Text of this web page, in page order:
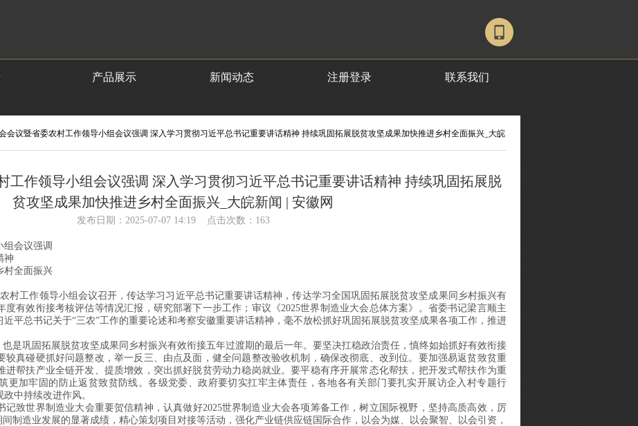
产品展示 新闻动态 注册登录 联系我们
会议暨省委农村工作领导小组会议强调 深入学习贯彻习近平总书记重要讲话精神 持续巩固拓展脱贫攻坚成果加快推进乡村全面振兴_大皖
工作领导小组会议强调 深入学习贯彻习近平总书记重要讲话精神 持续巩固拓展脱
贫攻坚成果加快推进乡村全面振兴_大皖新闻 | 安徽网
发布日期：2025-07-07 14:19 点击次数：163
组会议强调
神
村全面振兴
村工作领导小组会议召开，传达学习习近平总书记重要讲话精神，传达学习全国巩固拓展脱贫攻坚成果同乡村振兴有
度有效衔接考核评估等情况汇报，研究部署下一步工作；审议《2025世界制造业大会总体方案》。省委书记梁言顺主
平总书记关于“三农”工作的重要论述和考察安徽重要讲话精神，毫不放松抓好巩固拓展脱贫攻坚成果各项工作，推进
是巩固拓展脱贫攻坚成果同乡村振兴有效衔接五年过渡期的最后一年。要坚决扛稳政治责任，慎终如始抓好有效衔接
较真碰硬抓好问题整改，举一反三、由点及面，健全问题整改验收机制，确保改彻底、改到位。要加强易返贫致贫重
进帮扶产业全链开发、提质增效，突出抓好脱贫劳动力稳岗就业。要平稳有序开展常态化帮扶，把开发式帮扶作为重
更加牢固的防止返贫致贫防线。各级党委、政府要切实扛牢主体责任，各地各有关部门要扎实开展访企入村专题行
中持续改进作风。
记致世界制造业大会重要贺信精神，认真做好2025世界制造业大会各项筹备工作，树立国际视野，坚持高质高效，厉
制造业发展的显著成绩，精心策划项目对接等活动，强化产业链供应链国际合作，以会为媒、以会聚智、以会引资，